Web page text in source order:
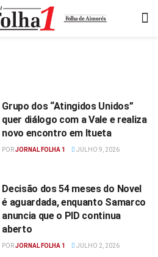
Grupo dos “Atingidos Unidos”
quer diálogo com a Vale e realiza
novo encontro em Itueta
PORJORNAL FOLHA 1 JULHO 9, 2026
Decisão dos 54 meses do Novel
é aguardada, enquanto Samarco
anuncia que o PID continua
aberto
PORJORNAL FOLHA 1 JULHO 2, 2026